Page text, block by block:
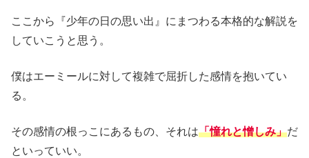
ここから『少年の日の思い出』にまつわる本格的な解説を
していこうと思う。
僕はエーミールに対して複雑で屈折した感情を抱いてい
る。
その感情の根っこにあるもの、それは「憧れと憎しみ」だ
といっていい。